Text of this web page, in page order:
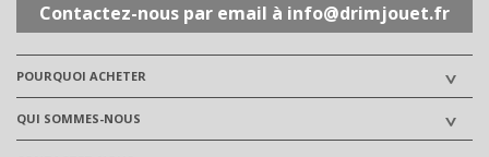
Contactez-nous par email à info@drimjouet.fr
POURQUOI ACHETER
QUI SOMMES-NOUS